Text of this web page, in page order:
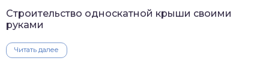
Строительство односкатной крыши своими
руками
Читать далее